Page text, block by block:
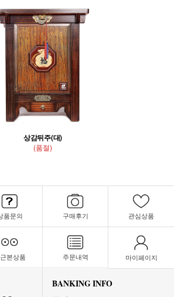
상감뒤주(대)
(품절)
품문의 구매후기 관심상품
본상품 주문내역 마이페이지
BANKING INFO